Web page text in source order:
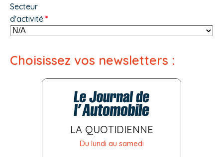
Secteur
d'activité *
Choisissez vos newsletters :
LA QUOTIDIENNE
Du lundi au samedi